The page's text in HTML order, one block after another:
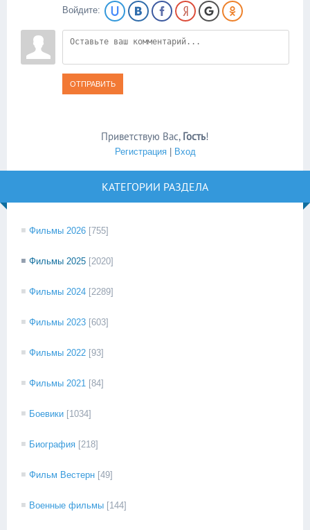
Войдите:
ОТПРАВИТЬ
Приветствую Вас, Гость!
Регистрация| Вход
КАТЕГОРИИ РАЗДЕЛА
Фильмы 2026 [755]
Фильмы 2025 [2020]
Фильмы 2024 [2289]
Фильмы 2023 [603]
Фильмы 2022 [93]
Фильмы 2021 [84]
Боевики [1034]
Биография [218]
Фильм Вестерн [49]
Военные фильмы [144]